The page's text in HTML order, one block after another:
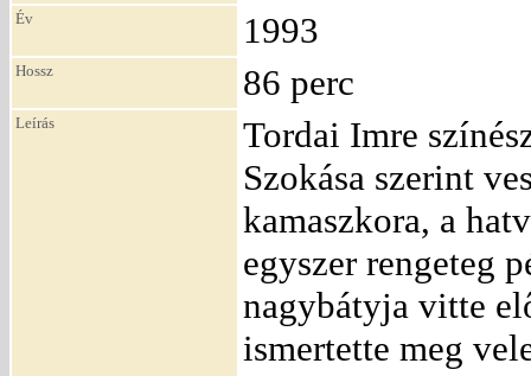
Év 1993
Hossz 86 perc
Leírás
Tordai Imre
Szokása szerint
kamaszkora, a
egyszer rengeteg
nagybátyja vitte
ismertette meg